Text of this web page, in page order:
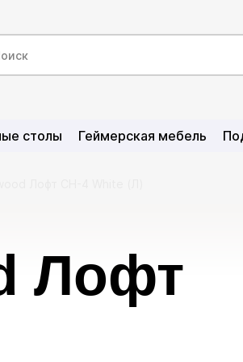
столы Геймерская мебель
Лофт